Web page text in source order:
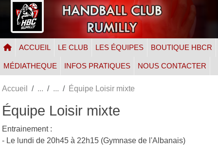
ACCUEIL LE CLUB LES ÉQUIPES BOUTIQUE HBCR
MÉDIATHEQUE INFOS PRATIQUES NOUS CONTACTER
Accueil Équipe Loisir mixte
Équipe Loisir mixte
Entrainement :
- Le lundi de 20h45 à 22h15 (Gymnase de l'Albanais)
Panneau de gestion des cookies